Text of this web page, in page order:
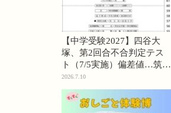
【中学受験2027】四谷大
塚、第2回合不合判定テス
ト（7/5実施）偏差値…筑駒
74・桜蔭70＜PR＞
2026.7.10